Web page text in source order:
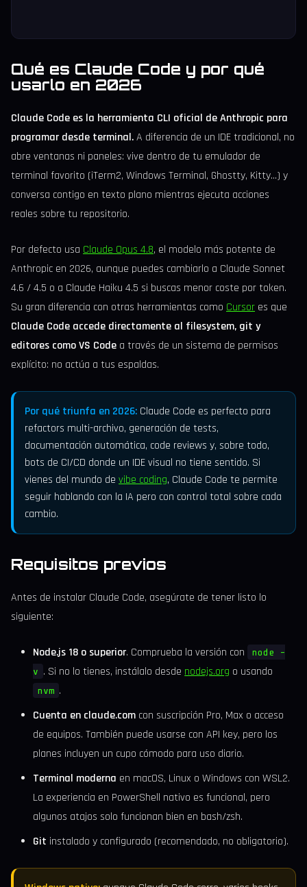
Qué es Claude Code y por qué
usarlo en 2026
Claude Code es la herramienta CLI oficial de Anthropic para
programar desde terminal.A diferencia de un IDE tradicional, no
abre ventanas ni paneles: vive dentro de tu emulador de
terminal favorito (iTerm2, Windows Terminal, Ghostty, Kitty…) y
conversa contigo en texto plano mientras ejecuta acciones
reales sobre tu repositorio.
Por defecto usa Claude Opus 4.8, el modelo más potente de
Anthropic en 2026, aunque puedes cambiarlo a Claude Sonnet
4.6 / 4.5 o a Claude Haiku 4.5 si buscas menor coste por token.
Su gran diferencia con otras herramientas como Cursor es que
Claude Code accede directamente al filesystem, git y
editores como VS Code a través de un sistema de permisos
explícito: no actúa a tus espaldas.
Por qué triunfa en 2026: Claude Code es perfecto para
refactors multi-archivo, generación de tests,
documentación automática, code reviews y, sobre todo,
bots de CI/CD donde un IDE visual no tiene sentido. Si
vienes del mundo de vibe coding, Claude Code te permite
seguir hablando con la IA pero con control total sobre cada
cambio.
Requisitos previos
Antes de instalar Claude Code, asegúrate de tener listo lo
siguiente:
Node.js 18 o superior. Comprueba la versión con
node -
v . Si no lo tienes, instálalo desde nodejs.org o usando
nvm .
Cuenta en claude.com con suscripción Pro, Max o acceso
de equipos. También puede usarse con API key, pero los
planes incluyen un cupo cómodo para uso diario.
Terminal moderna en macOS, Linux o Windows con WSL2.
La experiencia en PowerShell nativo es funcional, pero
algunos atajos solo funcionan bien en bash/zsh.
Git instalado y configurado (recomendado, no obligatorio).